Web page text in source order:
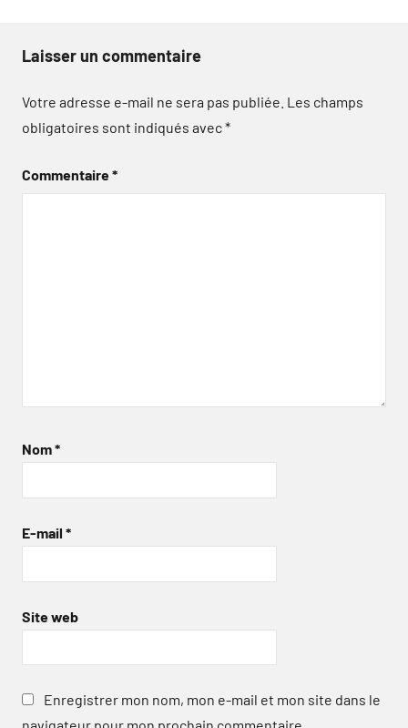
Laisser un commentaire
Votre adresse e-mail ne sera pas publiée. Les champs
obligatoires sont indiqués avec*
Commentaire*
Nom*
E-mail *
Site web
Enregistrer mon nom, mon e-mail et mon site dans le